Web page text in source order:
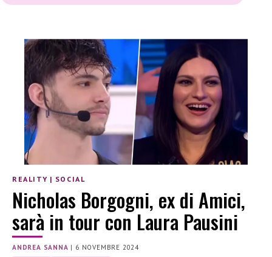
REALITY | SOCIAL
Nicholas Borgogni, ex di Amici,
sarà in tour con Laura Pausini
ANDREA SANNA | 6 NOVEMBRE 2024